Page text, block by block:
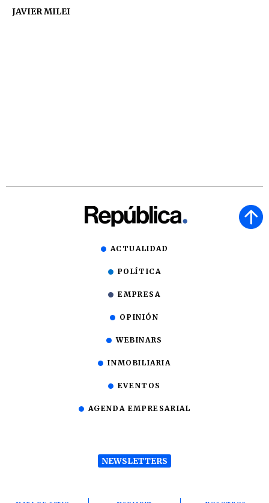
JAVIER MILEI
ACTUALIDAD
POLÍTICA
EMPRESA
OPINIÓN
WEBINARS
INMOBILIARIA
EVENTOS
AGENDA EMPRESARIAL
NEWSLETTERS